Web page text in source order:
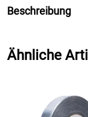
Beschreibung
Breite
Aluminiumanteil
Dampfsperre bei
Ähnliche